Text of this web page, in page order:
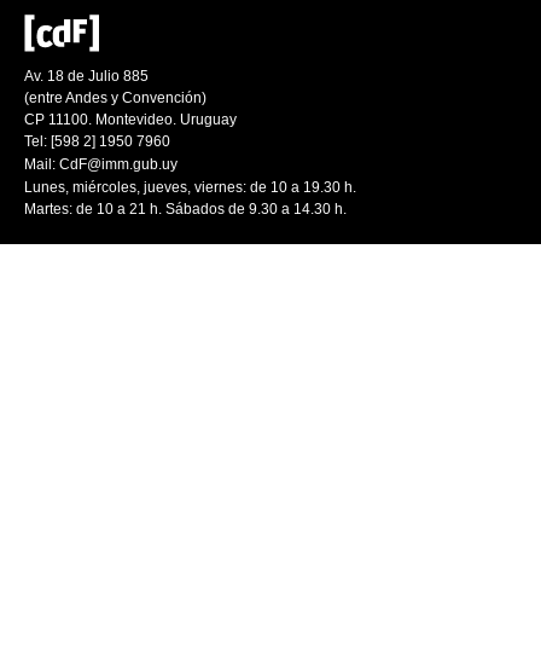
Av. 18 de Julio 885
(entre Andes y Convención)
CP 11100. Montevideo. Uruguay
Tel: [598 2] 1950 7960
Mail: CdF@imm.gub.uy
Lunes, miércoles, jueves, viernes: de 10 a 19.30 h.
Martes: de 10 a 21 h. Sábados de 9.30 a 14.30 h.